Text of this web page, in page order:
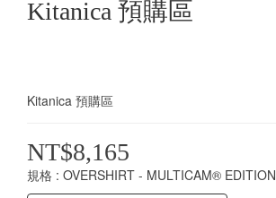
Kitanica 預購區
Kitanica 預購區
NT$8,165
規格 : OVERSHIRT - MULTICAM® EDITION